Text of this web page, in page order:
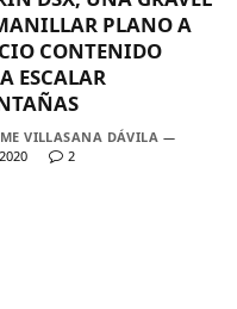
PLANO A
CONTENIDO
ESCALAR
VILLASANA DÁVILA
2